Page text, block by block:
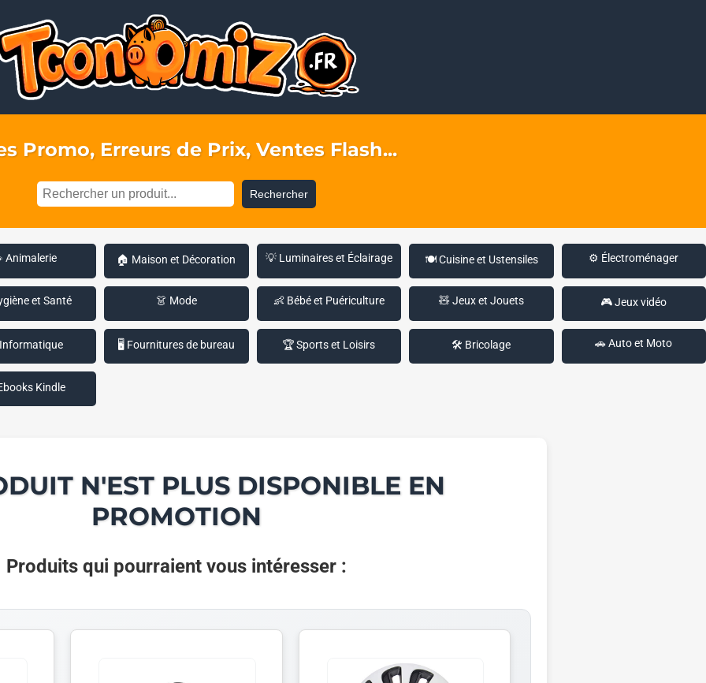
Promo, Erreurs de Prix, Ventes Flash...
Rechercher
Animalerie 🏠 Maison et Décoration 💡 Luminaires et Éclairage 🍽️ Cuisine et Ustensiles ⚙️ Électroménager
et Santé 👗 Mode 👶 Bébé et Puériculture 🧸 Jeux et Jouets 🎮 Jeux vidéo
🖥️ Fournitures de bureau 🏆 Sports et Loisirs 🛠️ Bricolage 🚗 Auto et Moto
Kindle
N'EST PLUS DISPONIBLE EN
PROMOTION
Produits qui pourraient vous intéresser :